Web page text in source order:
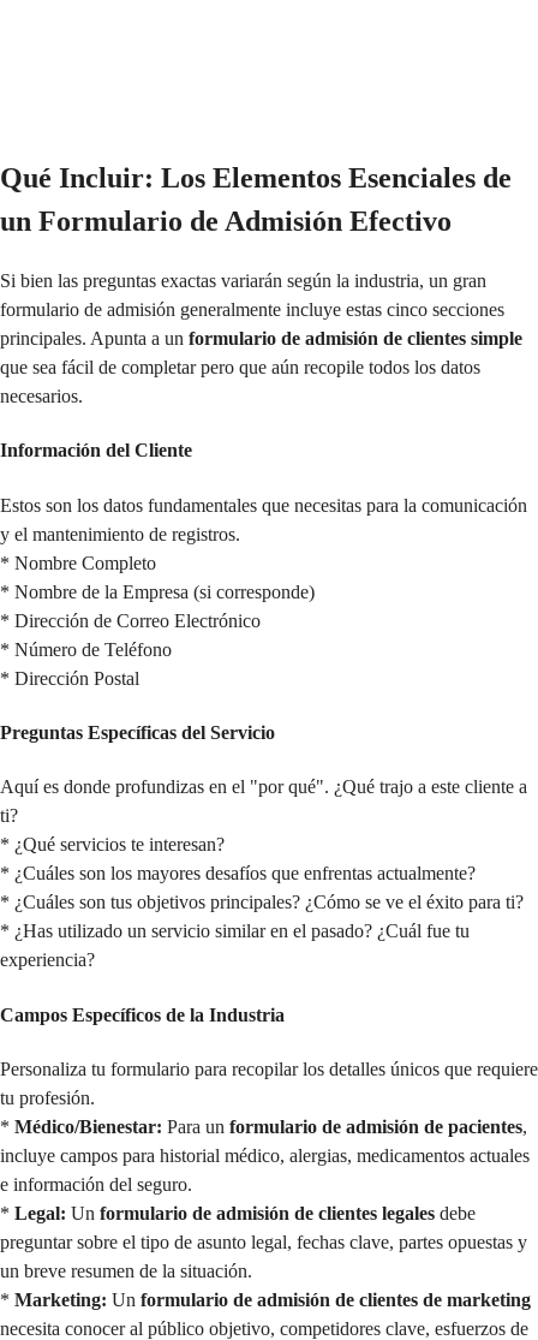
Qué Incluir: Los Elementos Esenciales de
un Formulario de Admisión Efectivo
Si bien las preguntas exactas variarán según la industria, un gran
formulario de admisión generalmente incluye estas cinco secciones
principales. Apunta a un formulario de admisión de clientes simple
que sea fácil de completar pero que aún recopile todos los datos
necesarios.
Información del Cliente
Estos son los datos fundamentales que necesitas para la comunicación
y el mantenimiento de registros.
* Nombre Completo
* Nombre de la Empresa (si corresponde)
* Dirección de Correo Electrónico
* Número de Teléfono
* Dirección Postal
Preguntas Específicas del Servicio
Aquí es donde profundizas en el "por qué". ¿Qué trajo a este cliente a
ti?
* ¿Qué servicios te interesan?
* ¿Cuáles son los mayores desafíos que enfrentas actualmente?
* ¿Cuáles son tus objetivos principales? ¿Cómo se ve el éxito para ti?
* ¿Has utilizado un servicio similar en el pasado? ¿Cuál fue tu
experiencia?
Campos Específicos de la Industria
Personaliza tu formulario para recopilar los detalles únicos que requiere
tu profesión.
* Médico/Bienestar: Para un formulario de admisión de pacientes,
incluye campos para historial médico, alergias, medicamentos actuales
e información del seguro.
* Legal: Un formulario de admisión de clientes legales debe
preguntar sobre el tipo de asunto legal, fechas clave, partes opuestas y
un breve resumen de la situación.
* Marketing: Un formulario de admisión de clientes de marketing
necesita conocer al público objetivo, competidores clave, esfuerzos de